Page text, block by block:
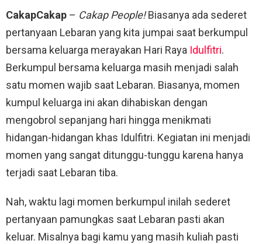
CakapCakap – Cakap People!Biasanya ada sederet
pertanyaan Lebaran yang kita jumpai saat berkumpul
bersama keluarga merayakan Hari Raya Idulfitri.
Berkumpul bersama keluarga masih menjadi salah
satu momen wajib saat Lebaran. Biasanya, momen
kumpul keluarga ini akan dihabiskan dengan
mengobrol sepanjang hari hingga menikmati
hidangan-hidangan khas Idulfitri. Kegiatan ini menjadi
momen yang sangat ditunggu-tunggu karena hanya
terjadi saat Lebaran tiba.
Nah, waktu lagi momen berkumpul inilah sederet
pertanyaan pamungkas saat Lebaran pasti akan
keluar. Misalnya bagi kamu yang masih kuliah pasti